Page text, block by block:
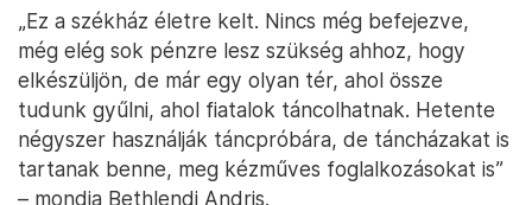
„Ez a székház életre kelt. Nincs még befejezve,
még elég sok pénzre lesz szükség ahhoz, hogy
elkészüljön, de már egy olyan tér, ahol össze
tudunk gyűlni, ahol fiatalok táncolhatnak. Hetente
négyszer használják táncpróbára, de táncházakat is
tartanak benne, meg kézműves foglalkozásokat is”
– mondja Bethlendi Andris.